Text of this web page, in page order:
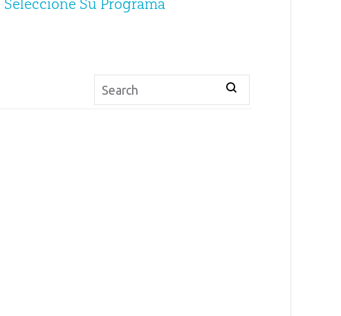
Seleccione Su Programa